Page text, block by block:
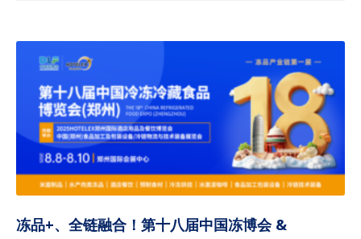
冻品+、全链融合！第十八届中国冻博会 &